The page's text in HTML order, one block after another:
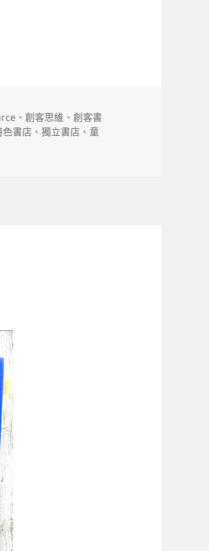
、創客思維 、創客書
色書店 、獨立書店 、童
店 Builders Booksource〉